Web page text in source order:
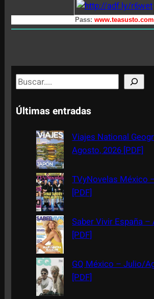
Pass: www.teasusto.com
S
e
a
Últimas entradas
Viajes National
Agosto, 2026 [PDF]
TVyNovelas México
[PDF]
Saber Vivir España –
[PDF]
GQ México – Julio/
[PDF]